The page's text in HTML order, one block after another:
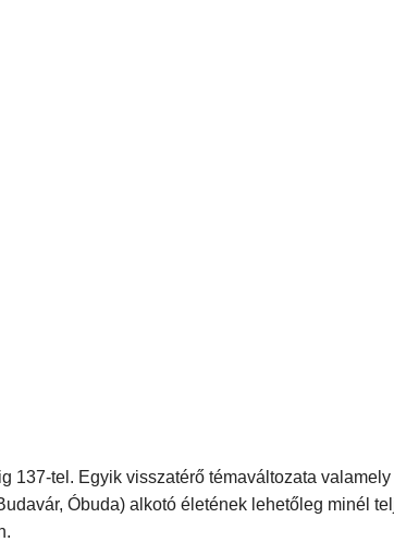
137-tel. Egyik visszatérő témaváltozata
Óbuda) alkotó életének lehetőleg minél